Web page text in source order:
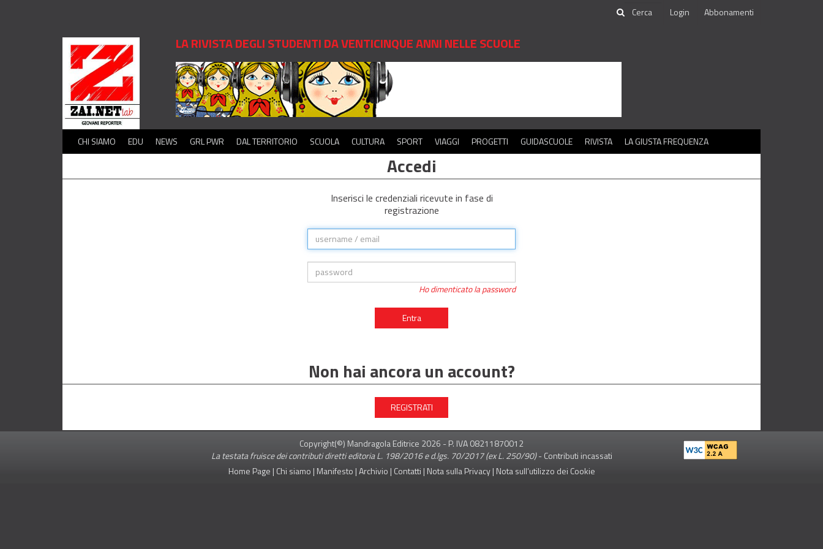
Login Abbonamenti
LA RIVISTA DEGLI STUDENTI DA VENTICINQUE ANNI NELLE SCUOLE
CHI SIAMO EDU NEWS GRL PWR DAL TERRITORIO SCUOLA CULTURA SPORT VIAGGI PROGETTI GUIDASCUOLE RIVISTA LA GIUSTA FREQUENZA
Accedi
Inserisci le credenziali ricevute in fase di
registrazione
Ho dimenticato la password
Entra
Non hai ancora un account?
REGISTRATI
Copyright(©) Mandragola Editrice 2026 - P. IVA 08211870012
La testata fruisce dei contributi diretti editoria L. 198/2016 e d.lgs. 70/2017 (ex L. 250/90)-Contributi incassati
Home Page | Chi siamo | Manifesto |Archivio | Contatti | Nota sulla Privacy| Nota sull’utilizzo dei Cookie